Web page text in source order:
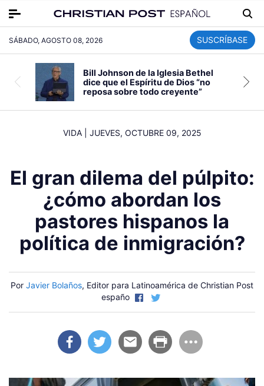
SÁBADO, AGOSTO 08, 2026 SUSCRÍBASE
Bill Johnson de la Iglesia Bethel
dice que el Espíritu de Dios “no
reposa sobre todo creyente”
VIDA| JUEVES, OCTUBRE 09, 2025
El gran dilema del púlpito:
¿cómo abordan los
pastores hispanos la
política de inmigración?
Por Javier Bolaños, Editor para Latinoamérica de Christian Post
españo